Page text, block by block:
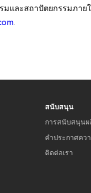
มและสถาปัตยกรรมภา
.
สนับสนุน
การสนับสนุน
คำประกาศคว
ติดต่อเรา